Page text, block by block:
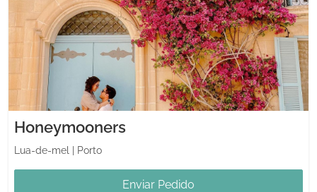
Honeymooners
Lua-de-mel Porto
Enviar Pedido